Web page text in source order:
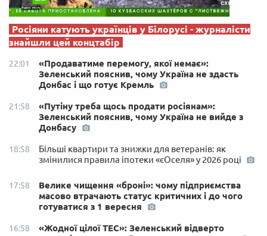
Росіяни катують українців у Білорусі - журналісти
знайшли цей концтабір
22:01
«Продаватиме перемогу, якої немає»:
Зеленський пояснив, чому Україна не здасть
Донбас і що готує Кремль
21:58
«Путіну треба щось продати росіянам»:
Зеленський пояснив, чому Україна не вийде з
Донбасу
18:58
Більші квартири та знижки для ветеранів: як
змінилися правила іпотеки «єОселя» у 2026 році
17:58
Велике чищення «броні»: чому підприємства
масово втрачають статус критичних і до чого
готуватися з 1 вересня
16:58
«Жодної цілої ТЕС»: Зеленський відверто